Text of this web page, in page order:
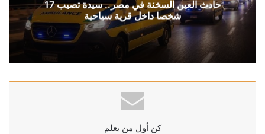
حادث العين السخنة في مصر.. سيدة تصيب 17
شخصا داخل قرية سياحية
كن أول من يعلم